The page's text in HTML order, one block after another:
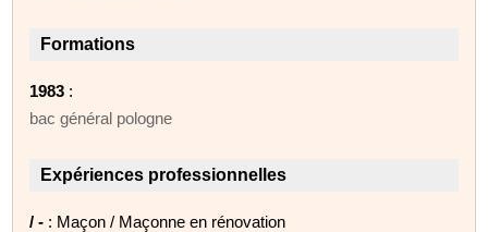
Formations
1983 :
bac général pologne
Expériences professionnelles
/ - : Maçon / Maçonne en rénovation